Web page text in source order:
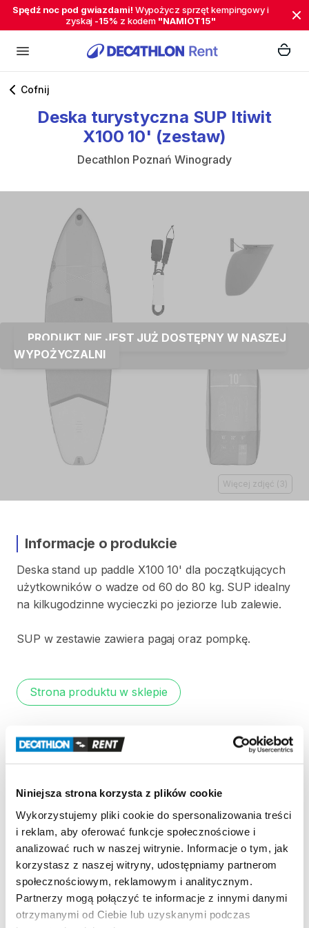
Niniejsza strona korzysta z plików cookie
Wykorzystujemy pliki cookie do spersonalizowania treści
i reklam, aby oferować funkcje społecznościowe i
analizować ruch w naszej witrynie. Informacje o tym, jak
korzystasz z naszej witryny, udostępniamy partnerom
społecznościowym, reklamowym i analitycznym.
Partnerzy mogą połączyć te informacje z innymi danymi
otrzymanymi od Ciebie lub uzyskanymi podczas
Spędź noc pod gwiazdami! Wypożycz sprzęt kempingowy i
zyskaj -15% z kodem "NAMIOT15"
Cofnij
Deska turystyczna SUP Itiwit
X100 10' (zestaw)
Decathlon Poznań Winogrady
PRODUKT NIE JEST JUŻ DOSTĘPNY W NASZEJ
WYPOŻYCZALNI
Więcej zdjęć ( 3 )
Informacje o produkcie
Deska stand up paddle X100 10' dla początkujących
użytkowników o wadze od 60 do 80 kg. SUP idealny
na kilkugodzinne wycieczki po jeziorze lub zalewie.
SUP w zestawie zawiera pagaj oraz pompkę.
Strona produktu w sklepie
Zasady wypożyczenia
Regulamin wypożyczalni
Nie pobieramy kaucji za wypożyczenie tego
produktu